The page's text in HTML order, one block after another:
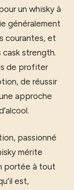
un whisky à
généralement
courantes, et
strength.
de profiter
de réussir
approche
passionné
mérite
portée à tout
est,